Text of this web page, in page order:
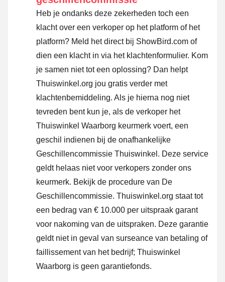
Heb je ondanks deze zekerheden toch een
klacht over een verkoper op het platform of het
platform? Meld het direct bij ShowBird.com of
dien een klacht in via het klachtenformulier. Kom
je samen niet tot een oplossing? Dan helpt
Thuiswinkel.org jou gratis verder met
klachtenbemiddeling. Als je hierna nog niet
tevreden bent kun je, als de verkoper het
Thuiswinkel Waarborg keurmerk voert, een
geschil indienen bij de onafhankelijke
Geschillencommissie Thuiswinkel. Deze service
geldt helaas niet voor verkopers zonder ons
keurmerk. Bekijk de procedure van De
Geschillencommissie. Thuiswinkel.org staat tot
een bedrag van € 10.000 per uitspraak garant
voor nakoming van de uitspraken. Deze garantie
geldt niet in geval van surseance van betaling of
faillissement van het bedrijf; Thuiswinkel
Waarborg is geen garantiefonds.